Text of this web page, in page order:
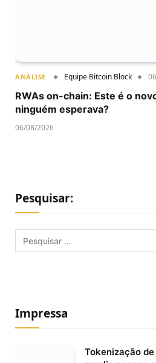
ANÁLISE Equipe Bitcoin Block
RWAs on-chain: Este é o
ninguém esperava?
06/08/2026
Pesquisar:
Impressa
Tokenização